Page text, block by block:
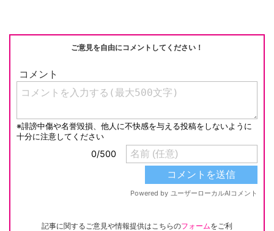
ご意見を自由にコメントしてください！
記事に関するご意見や情報提供はこちらのフォームをご利